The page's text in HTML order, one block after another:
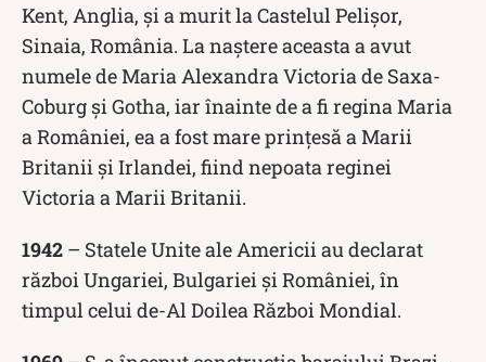
Kent, Anglia, și a murit la Castelul Pelișor,
Sinaia, România. La naștere aceasta a avut
numele de Maria Alexandra Victoria de Saxa-
Coburg şi Gotha, iar înainte de a fi regina Maria
a României, ea a fost mare prinţesă a Marii
Britanii şi Irlandei, fiind nepoata reginei
Victoria a Marii Britanii.
1942 – Statele Unite ale Americii au declarat
război Ungariei, Bulgariei și României, în
timpul celui de-Al Doilea Război Mondial.